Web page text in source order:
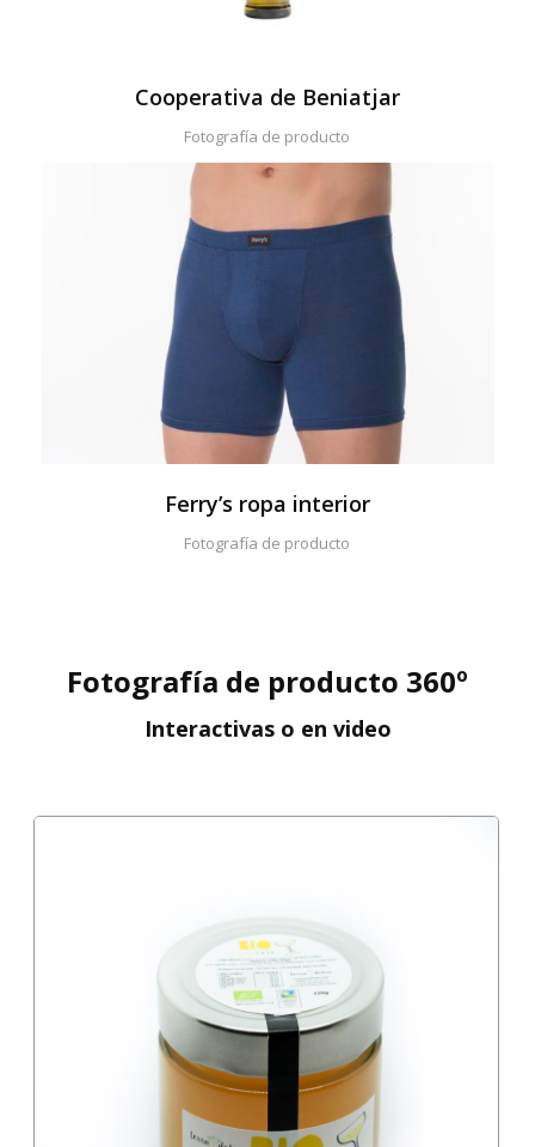
Cooperativa de Beniatjar
Fotografía de producto
Ferry’s ropa interior
Fotografía de producto
Fotografía de producto 360º
Interactivas o en video